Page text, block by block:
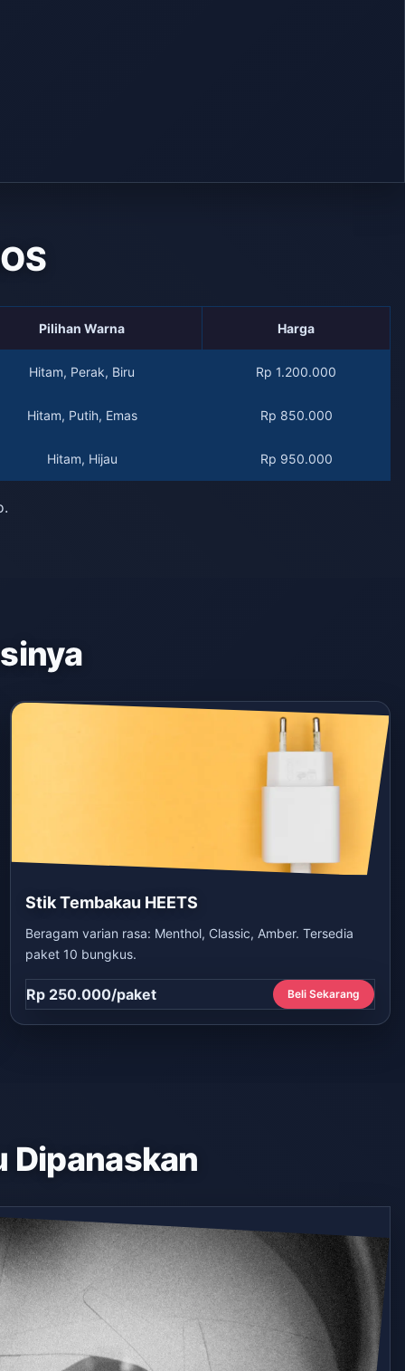
Pilihan Warna Harga
Hitam, Perak, Biru Rp 1.200.000
Hitam, Putih, Emas Rp 850.000
Hitam, Hijau Rp 950.000
Stik Tembakau HEETS
Beragam varian rasa: Menthol, Classic, Amber. Tersedia
paket 10 bungkus.
Rp 250.000/paket Beli Sekarang
Dipanaskan